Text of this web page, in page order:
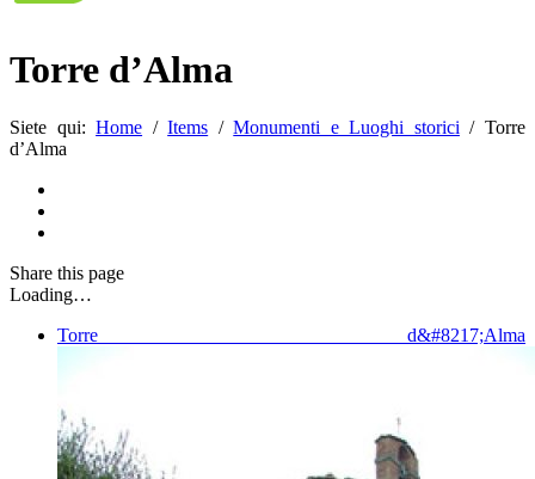
Torre d’Alma
Siete qui: Home / Items / Monumenti e Luoghi storici / Torre
d’Alma
Share this page
Loading…
Torre d&#8217;Alma